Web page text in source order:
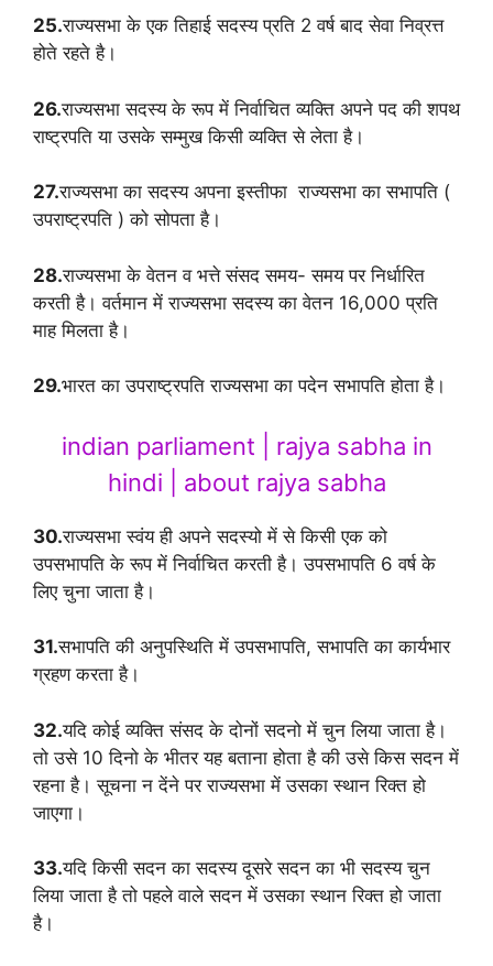
25.राज्यसभा के एक तिहाई सदस्य प्रति 2 वर्ष बाद सेवा निव्रत्त
होते रहते है।
26.राज्यसभा सदस्य के रूप में निर्वाचित व्यक्ति अपने पद की शपथ
राष्ट्रपति या उसके सम्मुख किसी व्यक्ति से लेता है।
27.राज्यसभा का सदस्य अपना इस्तीफा राज्यसभा का सभापति (
उपराष्ट्रपति ) को सोपता है।
28.राज्यसभा के वेतन व भत्ते संसद समय- समय पर निर्धारित
करती है। वर्तमान में राज्यसभा सदस्य का वेतन 16,000 प्रति
माह मिलता है।
29.भारत का उपराष्ट्रपति राज्यसभा का पदेन सभापति होता है।
indian parliament | rajya sabha in
hindi | about rajya sabha
30.राज्यसभा स्वंय ही अपने सदस्यो में से किसी एक को
उपसभापति के रूप में निर्वाचित करती है। उपसभापति 6 वर्ष के
लिए चुना जाता है।
31.सभापति की अनुपस्थिति में उपसभापति, सभापति का कार्यभार
ग्रहण करता है।
32.यदि कोई व्यक्ति संसद के दोनों सदनो में चुन लिया जाता है।
तो उसे 10 दिनो के भीतर यह बताना होता है की उसे किस सदन में
रहना है। सूचना न देंने पर राज्यसभा में उसका स्थान रिक्त हो
जाएगा।
33.यदि किसी सदन का सदस्य दूसरे सदन का भी सदस्य चुन
लिया जाता है तो पहले वाले सदन में उसका स्थान रिक्त हो जाता
है।